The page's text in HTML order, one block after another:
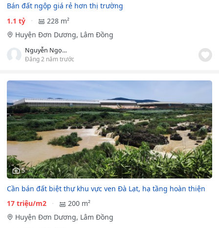
Bán đất ngộp giá rẻ hơn thị trường
1.1 tỷ
228 m²
Huyện Đơn Dương, Lâm Đồng
Nguyễn Ngọc Tú
Đăng 2 năm trước
5
Cần bán đất biệt thự khu vực ven Đà Lạt, hạ tầng hoàn thiện
17 triệu/m2
200 m²
Huyện Đơn Dương, Lâm Đồng